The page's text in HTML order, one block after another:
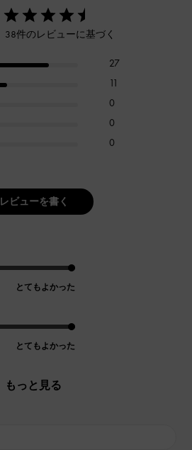
38件のレビューに基づく
27
11
0
0
0
レビューを書く
とてもよかった
とてもよかった
もっと見る